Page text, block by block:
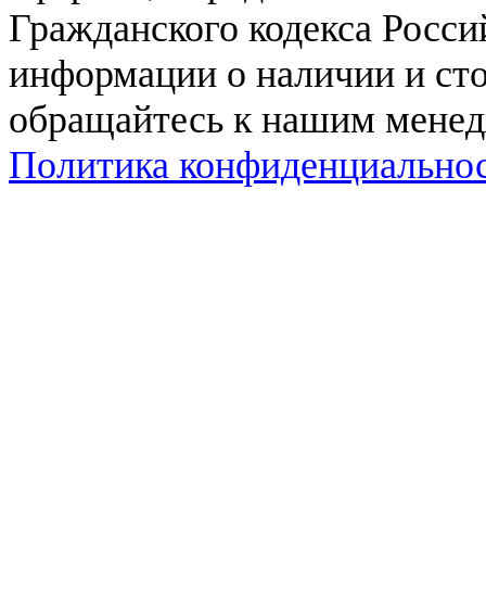
Гражданского кодекса
информации о наличии и
обращайтесь к нашим
Политика